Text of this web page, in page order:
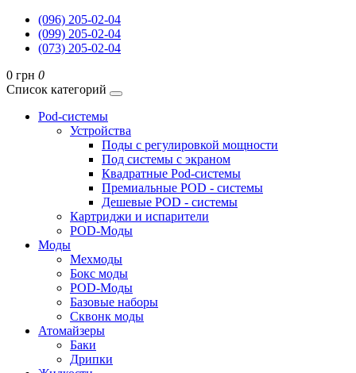
(096) 205-02-04
(099) 205-02-04
(073) 205-02-04
0 грн 0
Список категорий
Pod-системы
Устройства
Поды с регулировкой мощности
Под системы с экраном
Квадратные Pod-системы
Премиальные POD - системы
Дешевые POD - системы
Картриджи и испарители
POD-Моды
Моды
Мехмоды
Бокс моды
POD-Моды
Базовые наборы
Сквонк моды
Атомайзеры
Баки
Дрипки